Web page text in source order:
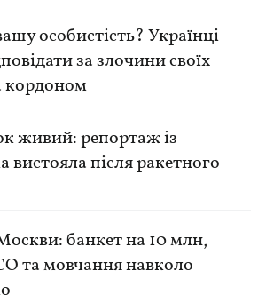
особистість? Українці
за злочини своїх
кордоном
живий: репортаж із
вистояла після ракетного
банкет на 10 млн,
та мовчання навколо